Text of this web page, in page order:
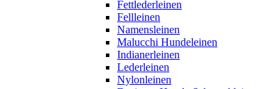
Fettlederleinen
Fellleinen
Namensleinen
Malucchi Hundeleinen
Indianerleinen
Lederleinen
Nylonleinen